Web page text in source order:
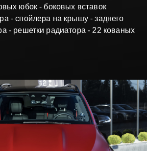
юбок - боковых вставок
- спойлера на крышу - заднего
- решетки радиатора - 22 кованых